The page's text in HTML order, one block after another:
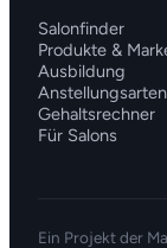
Salonfinder
Produkte &
Ausbildung
Anstellungsarten
Gehaltsrechner
Für Salons
Ein Projekt der